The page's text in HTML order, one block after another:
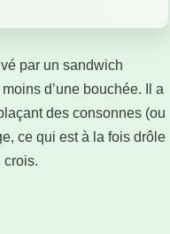
par un sandwich
d’une bouchée. Il a
des consonnes (ou
ce qui est à la fois drôle
crois.